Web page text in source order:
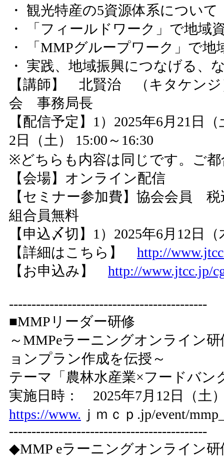
・ 観光特産の5資源体系について
・ 「フィールドワーク」で地域
・ 「MMPグループワーク」で地
・ 実践、地域振興につなげる、
【講師】 北賢治 （キタケン
会 事務局長
【配信予定】1）2025年6月21日
2日（土） 15:00～16:30
※どちらも内容は同じです。ご
【会場】オンライン配信
【セミナー参加費】協会会員
組合員無料
【申込〆切】1）2025年6月12日
【詳細はこちら】 http://
【お申込み】 http://www.jtcc.jp/
--------------------------------------------
■MMPリーダー研修
～MMPeラーニングオンライン
ョンプラン作成を伝授～
テーマ「農林水産業×フードバン
実施日時： 2025年7月12日（土
https://www. ｊｍｃｐ.jp/event/
--------------------------------------------
◆MMP eラーニングオンライン